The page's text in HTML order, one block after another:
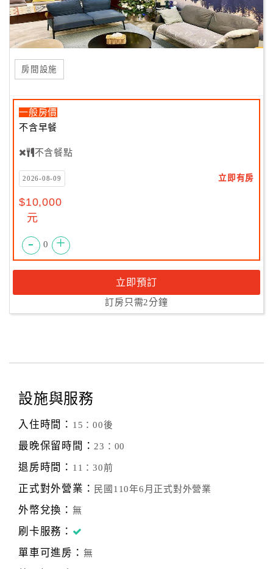
房間設施
一般房價
不含早餐
不含餐點
2026-08-09 立即有房
$10,000
元
- 0 +
立即預訂
訂房只需2分鐘
設施與服務
入住時間： 15：00後
最晚保留時間：23：00
退房時間： 11：30前
正式對外營業： 民國110年6月正式對外營業
外幣兌換： 無
刷卡服務：
單車可進房： 無